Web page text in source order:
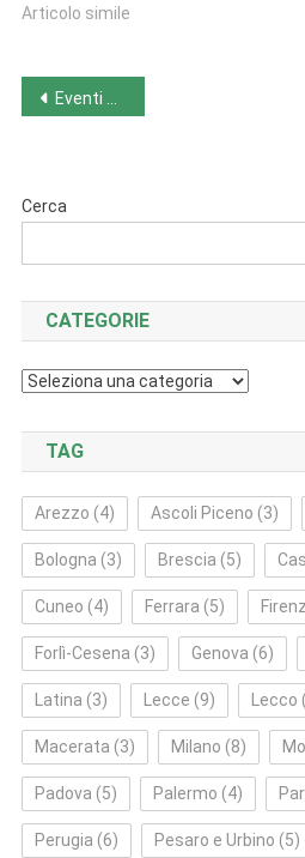
Articolo simile
Navigazione
Eventi di sabato 13/1
Cerca
CATEGORIE
Categorie
TAG
Arezzo (4) Ascoli Piceno (3)
Bologna (3) Brescia (5)
Cuneo (4) Ferrara (5)
Forlì‑Cesena (3) Genova (6)
Latina (3) Lecce (9) Lecco
Macerata (3) Milano (8)
Padova (5) Palermo (4)
Perugia (6) Pesaro e Urbino (5)